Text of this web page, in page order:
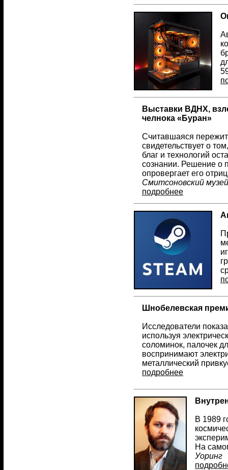
Выставки ВДНХ,
челнока «Буран»
Считавшаяся
свидетельствует о
благ и технологий
сознании. Решение о
опровергает его
Смитсоновский музей
подробнее
Шнобелевская
Исследователи
используя
соломинок, палочек
воспринимают
металлический
подробнее
В 1989
На
Уоринг